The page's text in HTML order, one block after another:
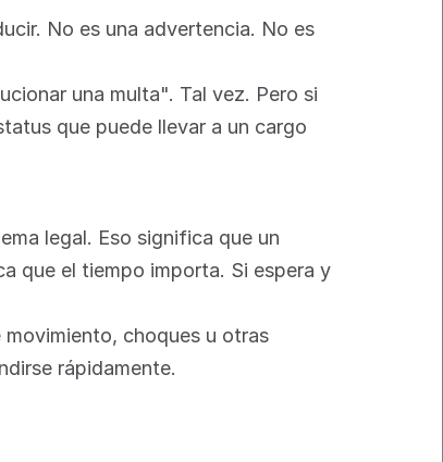
No es una advertencia. No es
una multa". Tal vez. Pero si
que puede llevar a un cargo
legal. Eso significa que un
que el tiempo importa. Si espera y
choques u otras
rápidamente.